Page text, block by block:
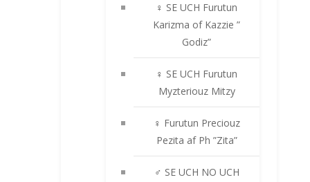
♀ SE UCH Furutun
Karizma of Kazzie ”
Godiz”
♀ SE UCH Furutun
Myzteriouz Mitzy
♀ Furutun Preciouz
Pezita af Ph ”Zita”
♂ SE UCH NO UCH